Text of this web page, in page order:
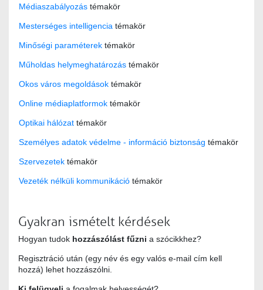
Médiaszabályozás témakör
Mesterséges intelligencia témakör
Minőségi paraméterek témakör
Műholdas helymeghatározás témakör
Okos város megoldások témakör
Online médiaplatformok témakör
Optikai hálózat témakör
Személyes adatok védelme - információ biztonság témakör
Szervezetek témakör
Vezeték nélküli kommunikáció témakör
Gyakran ismételt kérdések
Hogyan tudok hozzászólást fűzni a szócikkhez?
Regisztráció után (egy név és egy valós e-mail cím kell
hozzá) lehet hozzászólni.